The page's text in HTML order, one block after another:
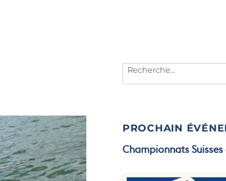
Recherche
pour :
PROCHAIN
Championnats